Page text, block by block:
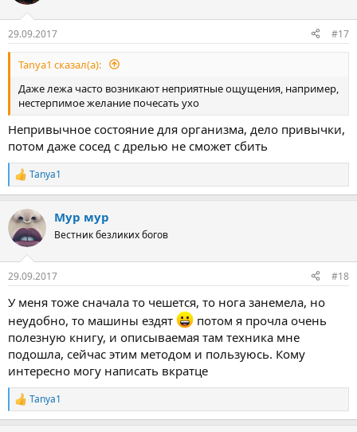
29.09.2017 #17
Tanya1 сказал(а):
Даже лежа часто возникают неприятные ощущения, например,
нестерпимое желание почесать ухо
Непривычное состояние для организма, дело привычки,
потом даже сосед с дрелью не сможет сбить
Р
е
к
ц
и
Tanya1
Мур мур
Вестник безликих богов
29.09.2017 #18
У меня тоже сначала то чешется, то нога занемела, но
неудобно, то машины ездят
потом я прочла очень
полезную книгу, и описываемая там техника мне
подошла, сейчас этим методом и пользуюсь. Кому
интересно могу написать вкратце
Р
е
Tanya1